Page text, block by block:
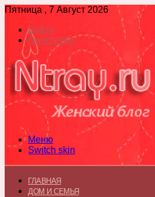
Пятница , 7 Август 2026
Войти
Switch skin
Меню
Switch skin
ГЛАВНАЯ
ДОМ И СЕМЬЯ